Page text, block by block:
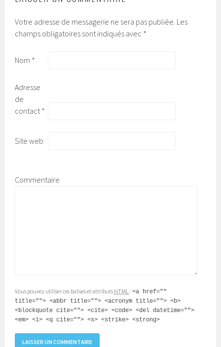
Votre adresse de messagerie ne sera pas publiée. Les
champs obligatoires sont indiqués avec *
Nom *
Adresse
de
contact*
Site web
Commentaire
Vous pouvez utiliser ces balises et attributs HTML :<a href=""
title=""> <abbr title=""> <acronym title=""> <b>
<blockquote cite=""> <cite> <code> <del datetime="">
<em> <i> <q cite=""> <s> <strike> <strong>